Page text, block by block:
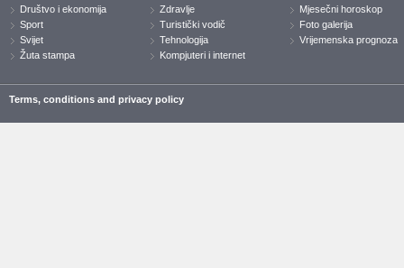
Društvo i ekonomija
Sport
Svijet
Žuta stampa
Zdravlje
Turistički vodič
Tehnologija
Kompjuteri i internet
Mjesečni horoskop
Foto galerija
Vrijemenska prognoza
Terms, conditions and privacy policy